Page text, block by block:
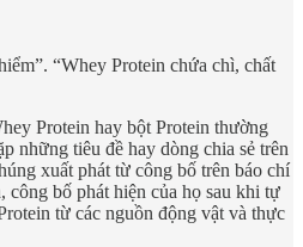
“Whey Protein chứa chì, chất
Protein hay bột Protein thường
những tiêu đề hay dòng chia sẻ trên
xuất phát từ công bố trên báo chí
công bố phát hiện của họ sau khi tự
từ các nguồn động vật và thực